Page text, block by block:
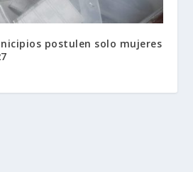
postulen solo mujeres